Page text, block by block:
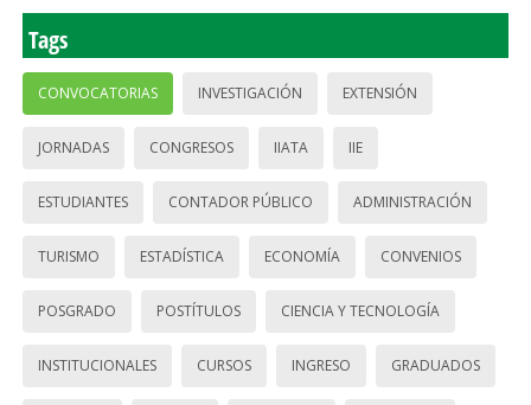
Tags
CONVOCATORIAS INVESTIGACIÓN EXTENSIÓN
JORNADAS CONGRESOS IIATA IIE
ESTUDIANTES CONTADOR PÚBLICO ADMINISTRACIÓN
TURISMO ESTADÍSTICA ECONOMÍA CONVENIOS
POSGRADO POSTÍTULOS CIENCIA Y TECNOLOGÍA
INSTITUCIONALES CURSOS INGRESO GRADUADOS